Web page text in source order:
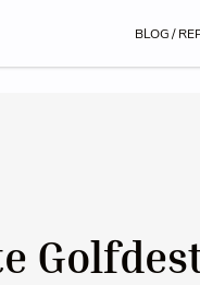
BLOG /